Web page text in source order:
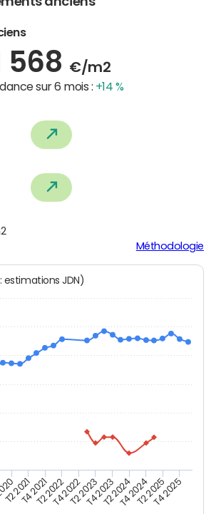
568 €/m2
sur 6 mois : +14 %
Méthodologie
: estimations JDN)
T2 2021T4 2021T2 2022T4 2022T2 2023T4 2023T2 2024T4 2024T2 2025T4 2025